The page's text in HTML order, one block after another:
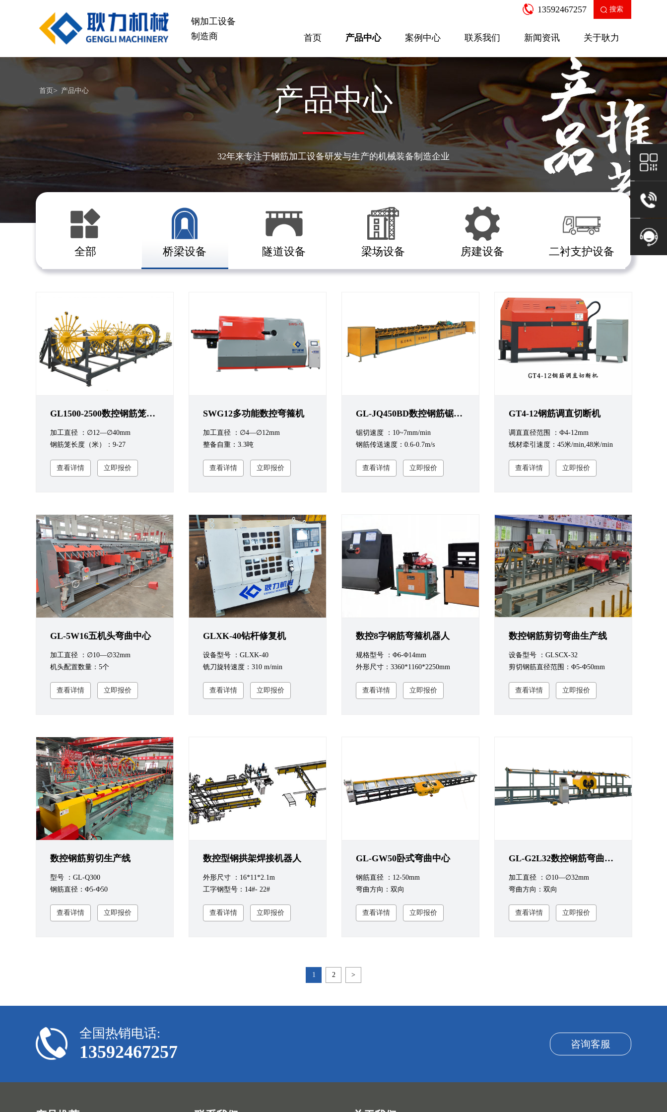
钢加工设备
制造商
13592467257 搜索
首页 产品中心 案例中心
案例中心
方案配置
专题报道
联系我们 新闻资讯
企业新闻
产品知识
关于耿力
走进耿力
工业园区
公司荣誉
售后服务
桥梁设备
GL1500-2500数控钢筋笼滚焊机 GL2300隧道网片焊接机
查看更多
梁场设备
GL120KN数控钢筋剪切生产线
房建设备
SGW-12A多功能数控弯箍机
查看更多
二衬支
针梁式
查看
产品中心
32年来专注于钢筋加工设备研发与生产的机械装备制造企业
首页 > 产品中心
全部 桥梁设备 隧道设备 梁场设备 房建设备 二衬支护设备
GL1500-2500数控钢筋笼滚焊机
加工直径 ：∅12—∅40mm
钢筋笼长度（米）：9-27
查看详情 立即报价
SWG12多功能数控弯箍机
加工直径 ：∅4—∅12mm
整备自重：3.3吨
查看详情 立即报价
GL-JQ450BD数控钢筋锯切镦粗套丝打磨生产线
锯切速度 ：10~7mm/min
钢筋传送速度：0.6-0.7m/s
查看详情 立即报价
GT4-12钢筋调直切断机
调直直径范围 ：Ф4-12mm
线材牵引速度：45米/min,48米/min
查看详情 立即报价
GL-5W16五机头弯曲中心
加工直径 ：∅10—∅32mm
机头配置数量：5个
查看详情 立即报价
GLXK-40钻杆修复机
设备型号 ：GLXK-40
铣刀旋转速度：310 m/min
查看详情 立即报价
数控8字钢筋弯箍机器人
规格型号 ：Φ6-Φ14mm
外形尺寸：3360*1160*2250mm
查看详情 立即报价
数控钢筋剪切弯曲生产线
设备型号 ：GLSCX-32
剪切钢筋直径范围：Φ5-Φ50mm
查看详情 立即报价
数控钢筋剪切生产线
型号 ：GL-Q300
钢筋直径：Φ5-Φ50
查看详情 立即报价
数控型钢拱架焊接机器人
外形尺寸 ：16*11*2.1m
工字钢型号：14#- 22#
查看详情 立即报价
GL-GW50卧式弯曲中心
钢筋直径 ：12-50mm
弯曲方向：双向
查看详情 立即报价
GL-G2L32数控钢筋弯曲中心（带自动上料机）
加工直径 ：∅10—∅32mm
弯曲方向：双向
查看详情 立即报价
1 2 >
全国热销电话:
13592467257 咨询客服